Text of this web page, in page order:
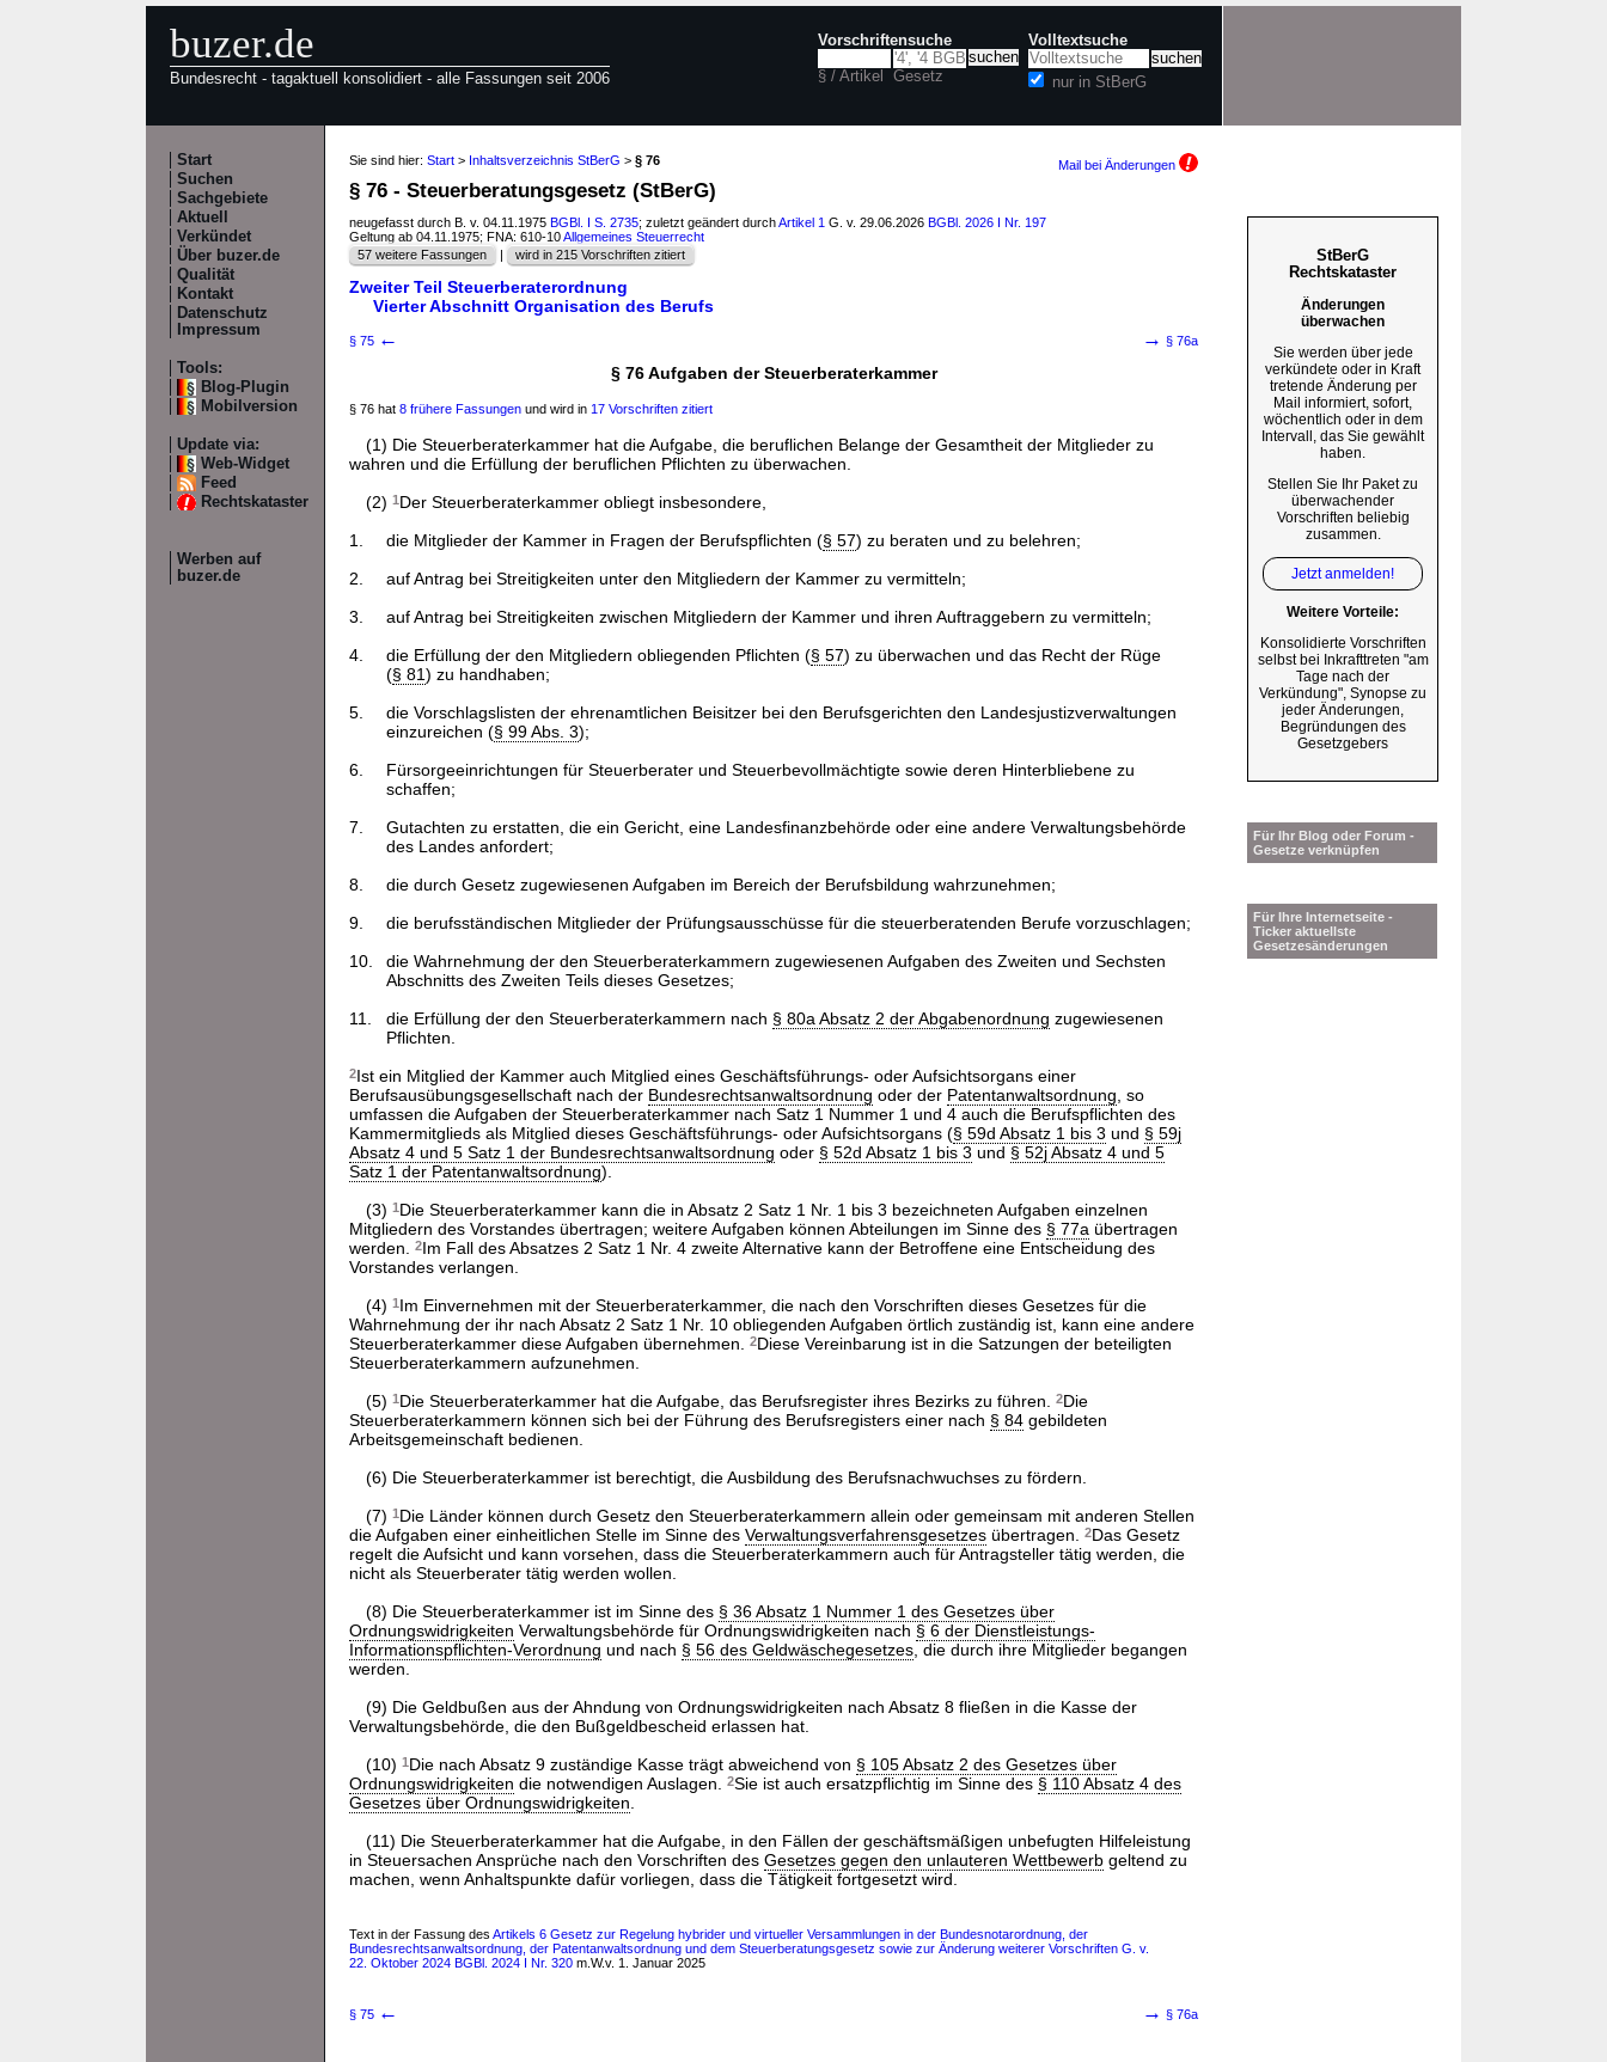
buzer.de
Bundesrecht - tagaktuell konsolidiert - alle Fassungen seit 2006
Vorschriftensuche
§ / Artikel Gesetz
Volltextsuche
nur in StBerG
Start
Suchen
Sachgebiete
Aktuell
Verkündet
Über buzer.de
Qualität
Kontakt
Datenschutz
Impressum
Tools:
Blog-Plugin
Mobilversion
Update via:
Web-Widget
Feed
Rechtskataster
Werben auf
buzer.de
Sie sind hier: Start > Inhaltsverzeichnis StBerG > § 76 Mail bei Änderungen
§ 76 - Steuerberatungsgesetz (StBerG)
neugefasst durch B. v. 04.11.1975 BGBl. I S. 2735; zuletzt geändert durchArtikel 1 G. v. 29.06.2026 BGBl. 2026 I Nr. 197
Geltung ab 04.11.1975; FNA: 610-10Allgemeines Steuerrecht
57 weitere Fassungen
| wird in 215 Vorschriften zitiert
Zweiter Teil Steuerberaterordnung
Vierter Abschnitt Organisation des Berufs
§ 75 ← → § 76a
§ 76 Aufgaben der Steuerberaterkammer
§ 76 hat 8 frühere Fassungen und wird in 17 Vorschriften zitiert
(1) Die Steuerberaterkammer hat die Aufgabe, die beruflichen Belange der Gesamtheit der Mitglieder zu
wahren und die Erfüllung der beruflichen Pflichten zu überwachen.
(2) 1Der Steuerberaterkammer obliegt insbesondere,
1.
die Mitglieder der Kammer in Fragen der Berufspflichten (§ 57) zu beraten und zu belehren;
2.
auf Antrag bei Streitigkeiten unter den Mitgliedern der Kammer zu vermitteln;
3.
auf Antrag bei Streitigkeiten zwischen Mitgliedern der Kammer und ihren Auftraggebern zu vermitteln;
4.
die Erfüllung der den Mitgliedern obliegenden Pflichten (§ 57) zu überwachen und das Recht der Rüge
(§ 81) zu handhaben;
5.
die Vorschlagslisten der ehrenamtlichen Beisitzer bei den Berufsgerichten den Landesjustizverwaltungen
einzureichen (§ 99 Abs. 3);
6.
Fürsorgeeinrichtungen für Steuerberater und Steuerbevollmächtigte sowie deren Hinterbliebene zu
schaffen;
7.
Gutachten zu erstatten, die ein Gericht, eine Landesfinanzbehörde oder eine andere Verwaltungsbehörde
des Landes anfordert;
8.
die durch Gesetz zugewiesenen Aufgaben im Bereich der Berufsbildung wahrzunehmen;
9.
die berufsständischen Mitglieder der Prüfungsausschüsse für die steuerberatenden Berufe vorzuschlagen;
10.
die Wahrnehmung der den Steuerberaterkammern zugewiesenen Aufgaben des Zweiten und Sechsten
Abschnitts des Zweiten Teils dieses Gesetzes;
11.
die Erfüllung der den Steuerberaterkammern nach § 80a Absatz 2 der Abgabenordnung zugewiesenen
Pflichten.
2Ist ein Mitglied der Kammer auch Mitglied eines Geschäftsführungs- oder Aufsichtsorgans einer
Berufsausübungsgesellschaft nach der Bundesrechtsanwaltsordnung oder der Patentanwaltsordnung , so
umfassen die Aufgaben der Steuerberaterkammer nach Satz 1 Nummer 1 und 4 auch die Berufspflichten des
Kammermitglieds als Mitglied dieses Geschäftsführungs- oder Aufsichtsorgans (§ 59d Absatz 1 bis 3 und § 59j
Absatz 4 und 5 Satz 1 der Bundesrechtsanwaltsordnung oder § 52d Absatz 1 bis 3 und § 52j Absatz 4 und 5
Satz 1 der Patentanwaltsordnung).
(3) 1Die Steuerberaterkammer kann die in Absatz 2 Satz 1 Nr. 1 bis 3 bezeichneten Aufgaben einzelnen
Mitgliedern des Vorstandes übertragen; weitere Aufgaben können Abteilungen im Sinne des § 77a übertragen
werden.
2Im Fall des Absatzes 2 Satz 1 Nr. 4 zweite Alternative kann der Betroffene eine Entscheidung des
Vorstandes verlangen.
(4) 1Im Einvernehmen mit der Steuerberaterkammer, die nach den Vorschriften dieses Gesetzes für die
Wahrnehmung der ihr nach Absatz 2 Satz 1 Nr. 10 obliegenden Aufgaben örtlich zuständig ist, kann eine andere
Steuerberaterkammer diese Aufgaben übernehmen.
2Diese Vereinbarung ist in die Satzungen der beteiligten
Steuerberaterkammern aufzunehmen.
(5) 1Die Steuerberaterkammer hat die Aufgabe, das Berufsregister ihres Bezirks zu führen. 2Die
Steuerberaterkammern können sich bei der Führung des Berufsregisters einer nach § 84 gebildeten
Arbeitsgemeinschaft bedienen.
(6) Die Steuerberaterkammer ist berechtigt, die Ausbildung des Berufsnachwuchses zu fördern.
(7) 1Die Länder können durch Gesetz den Steuerberaterkammern allein oder gemeinsam mit anderen Stellen
die Aufgaben einer einheitlichen Stelle im Sinne des Verwaltungsverfahrensgesetzes übertragen. 2Das Gesetz
regelt die Aufsicht und kann vorsehen, dass die Steuerberaterkammern auch für Antragsteller tätig werden, die
nicht als Steuerberater tätig werden wollen.
(8) Die Steuerberaterkammer ist im Sinne des § 36 Absatz 1 Nummer 1 des Gesetzes über
Ordnungswidrigkeiten Verwaltungsbehörde für Ordnungswidrigkeiten nach § 6 der Dienstleistungs-
Informationspflichten-Verordnung und nach § 56 des Geldwäschegesetzes , die durch ihre Mitglieder begangen
werden.
(9) Die Geldbußen aus der Ahndung von Ordnungswidrigkeiten nach Absatz 8 fließen in die Kasse der
Verwaltungsbehörde, die den Bußgeldbescheid erlassen hat.
(10) 1Die nach Absatz 9 zuständige Kasse trägt abweichend von § 105 Absatz 2 des Gesetzes über
Ordnungswidrigkeiten die notwendigen Auslagen. 2Sie ist auch ersatzpflichtig im Sinne des § 110 Absatz 4 des
Gesetzes über Ordnungswidrigkeiten
(11) Die Steuerberaterkammer hat die Aufgabe, in den Fällen der geschäftsmäßigen unbefugten Hilfeleistung
in Steuersachen Ansprüche nach den Vorschriften des Gesetzes gegen den unlauteren Wettbewerb geltend zu
machen, wenn Anhaltspunkte dafür vorliegen, dass die Tätigkeit fortgesetzt wird.
Text in der Fassung des Artikels 6 Gesetz zur Regelung hybrider und virtueller Versammlungen in der Bundesnotarordnung, der
Bundesrechtsanwaltsordnung, der Patentanwaltsordnung und dem Steuerberatungsgesetz sowie zur Änderung weiterer Vorschriften G. v.
22. Oktober 2024 BGBl. 2024 I Nr. 320 m.W.v. 1. Januar 2025
§ 75 ← → § 76a
StBerG
Rechtskataster
Änderungen
überwachen
Sie werden über jede
verkündete oder in Kraft
tretende Änderung per
Mail informiert, sofort,
wöchentlich oder in dem
Intervall, das Sie gewählt
haben.
Stellen Sie Ihr Paket zu
überwachender
Vorschriften beliebig
zusammen.
Jetzt anmelden!
Weitere Vorteile:
Konsolidierte Vorschriften
selbst bei Inkrafttreten "am
Tage nach der
Verkündung", Synopse zu
jeder Änderungen,
Begründungen des
Gesetzgebers
Für Ihr Blog oder Forum -
Gesetze verknüpfen
Für Ihre Internetseite -
Ticker aktuellste
Gesetzesänderungen